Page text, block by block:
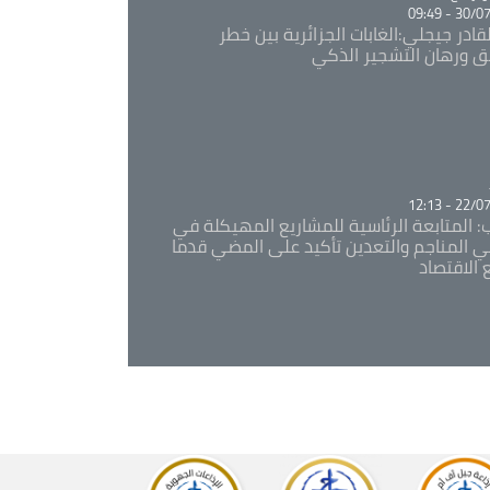
30/07/
جيجلي:الغابات الجزائرية بين خطر
ورهان التشجير الذكي
22/07/
المتابعة الرئاسية للمشاريع المهيكلة في
المناجم والتعدين تأكيد على المضي قدما
الاقتصاد